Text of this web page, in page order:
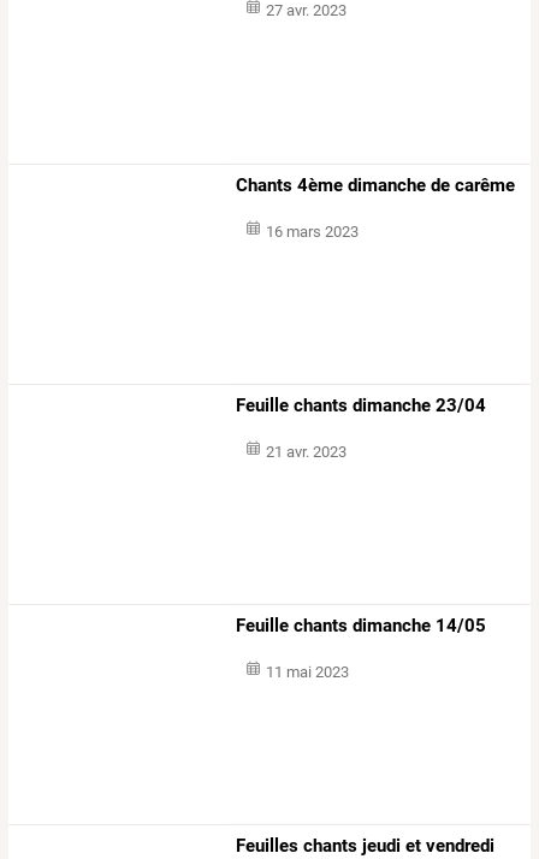
27 avr. 2023
Chants 4ème dimanche de carême
16 mars 2023
Feuille chants dimanche 23/04
21 avr. 2023
Feuille chants dimanche 14/05
11 mai 2023
Feuilles chants jeudi et vendredi